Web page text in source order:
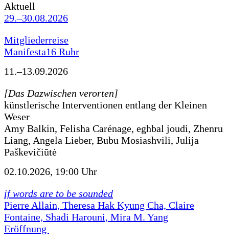
Aktuell
29.–30.08.2026
Mitgliederreise
Manifesta16 Ruhr
11.–13.09.2026
[Das Dazwischen verorten]
künstlerische Interventionen entlang der Kleinen
Weser
Amy Balkin, Felisha Carénage, eghbal joudi, Zhenru
Liang, Angela Lieber, Bubu Mosiashvili, Julija
Paškevičiūtė
02.10.2026, 19:00 Uhr
if words are to be sounded
Pierre Allain, Theresa Hak Kyung Cha, Claire
Fontaine, Shadi Harouni, Mira M. Yang
Eröffnung